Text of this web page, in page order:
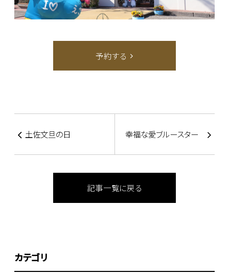
予約する
土佐文旦の日 幸福な愛ブルースター
記事一覧に戻る
カテゴリ